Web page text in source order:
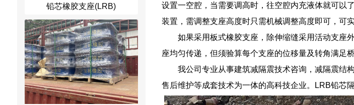
铅芯橡胶支座(LRB)
设置一空腔，当需要调高时，往空腔内充液体就可以
装置，需调整支座高度时只需机械调整高度即可，可实
如果采用板式橡胶支座，除伸缩缝采用活动支座
座均匀传递，但须验算每个支座的位移量及转角满足
我公司专业从事建筑减隔震技术咨询，减隔震结
售后维护等成套技术为一体的高科技企业。LRB铅芯